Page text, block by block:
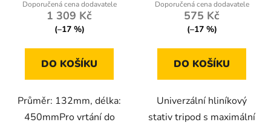
1 309 Kč
(–17 %)
DO KOŠÍKU
Průměr: 132mm, délka:
450mmPro vrtání do
575 Kč
(–17 %)
DO KOŠÍKU
Univerzální hliníkový
stativ tripod s maximální